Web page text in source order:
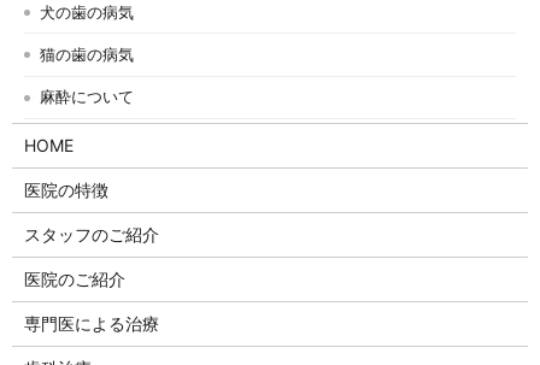
犬の歯の病気
猫の歯の病気
麻酔について
HOME
医院の特徴
スタッフのご紹介
医院のご紹介
専門医による治療